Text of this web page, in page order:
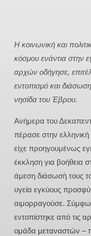
Η κοινωνική και
κόσμου ενάντια στην
αρχών οδήγησε,
εντοπισμό και
νησίδα του Έβρου.
Ανήμερα του
πέρασε στην
είχε προηγουμένως
έκκληση για βοήθεια
άμεση διάσωσή τους
υγεία εγκύους
αιμορραγούσε.
εντοπίστηκε από τις
ομάδα μεταναστών –